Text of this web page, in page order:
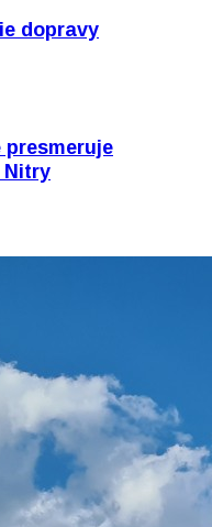
dopravy
presmeruje
Nitry